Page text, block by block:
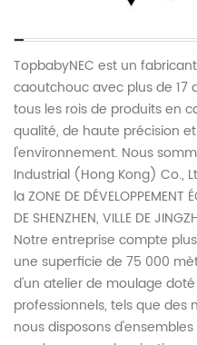
TopbabyNEC est un
caoutchouc avec plus de 17
tous les rois de produits en
qualité, de haute précision
l'environnement. Nous
Industrial (Hong Kong) Co.,
la ZONE DE DÉVELOPPEMENT
DE SHENZHEN, VILLE DE
Notre entreprise compte
une superficie de 75 000
d'un atelier de moulage
professionnels, tels que des
nous disposons